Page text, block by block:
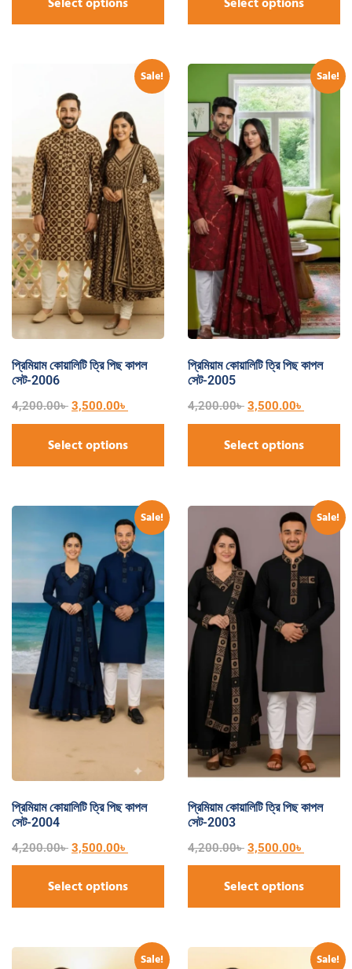
Sale!
প্রিমিয়াম কোয়ালিটি ত্রি পিছ কাপল
সেট-2006
4,200.00৳ 3,500.00৳
Select options
Sale!
প্রিমিয়াম কোয়ালিটি ত্রি পিছ কাপল
সেট-2005
4,200.00৳ 3,500.00৳
Select options
Sale!
প্রিমিয়াম কোয়ালিটি ত্রি পিছ কাপল
সেট-2004
4,200.00৳ 3,500.00৳
Select options
Sale!
প্রিমিয়াম কোয়ালিটি ত্রি পিছ কাপল
সেট-2003
4,200.00৳ 3,500.00৳
Select options
Sale! Sale!